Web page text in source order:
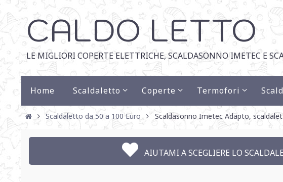
CALDO LETTO
LE MIGLIORI COPERTE ELETTRICHE, SCALDASONNO IMETEC E
Home Scaldaletto Coperte Termofori
Scaldaletto da 50 a 100 Euro Scaldasonno Imetec Adapto,
AIUTAMI A SCEGLIERE LO